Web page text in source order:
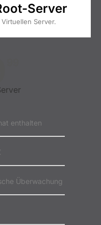
Server
Server.
enthalten
Überwachung